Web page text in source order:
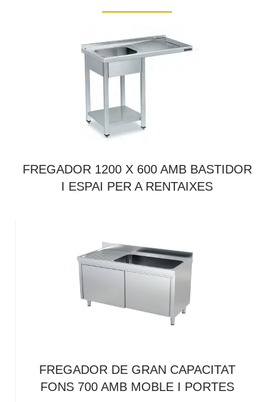
FREGADOR 1200 X 600 AMB BASTIDOR
I ESPAI PER A RENTAIXES
FREGADOR DE GRAN CAPACITAT
FONS 700 AMB MOBLE I PORTES